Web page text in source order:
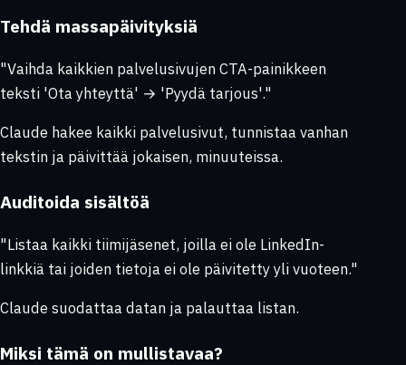
Tehdä massapäivityksiä
"Vaihda kaikkien palvelusivujen CTA-painikkeen
teksti 'Ota yhteyttä' → 'Pyydä tarjous'."
Claude hakee kaikki palvelusivut, tunnistaa vanhan
tekstin ja päivittää jokaisen, minuuteissa.
Auditoida sisältöä
"Listaa kaikki tiimijäsenet, joilla ei ole LinkedIn-
linkkiä tai joiden tietoja ei ole päivitetty yli vuoteen."
Claude suodattaa datan ja palauttaa listan.
Miksi tämä on mullistavaa?